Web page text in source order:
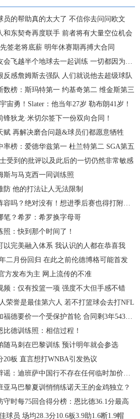
员的帮助真的太大了 不信你去问问欧文
和东契奇再度联手 前者将有大量空位机会
签老将底薪 明年休赛期再搏大合同
飞越半个地球去一起训练 一切都因为文班
反感詹姆斯去强队 人们就说他去超级球队
数榜：斯玛特第一 约基奇第二 维金斯第三
宙勇！Slater：他当年27岁 勒布朗41岁！
狄龙·米切尔签下一份双向合同！
赋 再解决磨合问题&球员们都愿意牺牲
率榜：爱德华兹第一 杜兰特第二 SGA第五
受到的批评以及此后的一切仍然非常敏感
斯与马克西一同训练照
他的打法让人无法限制
吗？绝对没有！想进季后赛也得打附加赛
笔？希罗：希罗换字母哥
：快到那个时间了！
以完美融入体系 我认识的人都在恭喜我
二月份回归 在此之前伦德博格可能首发
方发布为主 网上流传的不准
频：仅有投篮一项 强度不大但手感不错
荣誉是最佳第六人 若不打篮球会去打NFL
德要价一个受保护首轮 合同剩3年5438万
德训练照：相信过程！
随马刺在巴黎训练 预计明年就会参选
20板 直言想打WNBA引发热议
：迪班萨中国行不存在任何临时加价行为
亚马巴黎夏训悄悄练诺天王的金鸡独立？
守时每75回合得分榜：恩比德36.1分最高
球员 场均28.3分10.6板3.9助1.6断1.9帽